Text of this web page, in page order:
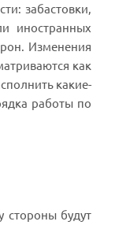
забастовки,
иностранных
Изменения
как
какие-
работы по
стороны будут